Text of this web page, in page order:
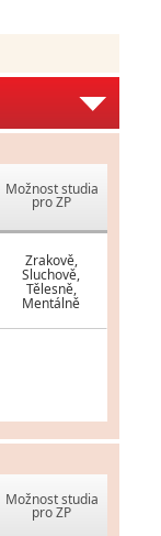
Možnost studia
pro ZP
Zrakově,
Sluchově,
Tělesně,
Mentálně
Možnost studia
pro ZP